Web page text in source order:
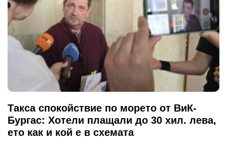
Такса спокойствие по морето от ВиК-
Бургас: Хотели плащали до 30 хил. лева,
ето как и кой е в схемата